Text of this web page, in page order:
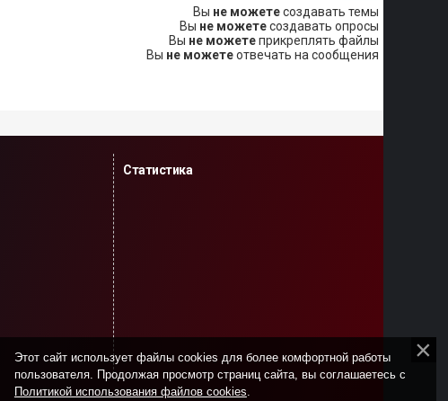
Вы не можетесоздавать темы
Вы не можетесоздавать опросы
Вы не можетеприкреплять файлы
Вы не можетеотвечать на сообщения
Статистика
Этот сайт использует файлы cookies для более комфортной работы
пользователя. Продолжая просмотр страниц сайта, вы соглашаетесь с
Политикой использования файлов cookies